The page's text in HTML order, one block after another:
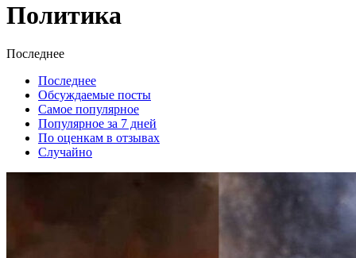
Политика
Последнее
Последнее
Обсуждаемые посты
Самое популярное
Популярное за 7 дней
По оценкам в отзывах
Случайно